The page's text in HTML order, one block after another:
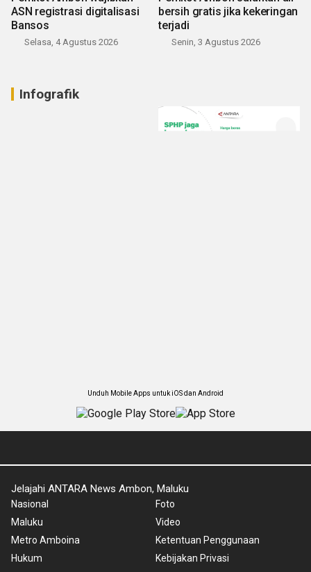
ASN registrasi digitalisasi
Bansos
Selasa, 4 Agustus 2026
bersih gratis jika kekeringan
terjadi
Senin, 3 Agustus 2026
Infografik
Unduh Mobile Apps untuk iOS dan Android
Jelajahi ANTARA News Ambon, Maluku
Nasional
Maluku
Metro Amboina
Hukum
Foto
Video
Ketentuan Penggunaan
Kebijakan Privasi